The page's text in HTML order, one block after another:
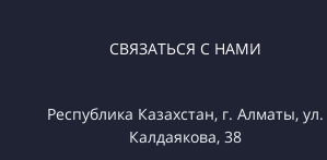
СВЯЗАТЬСЯ С НАМИ
Республика Казахстан, г. Алматы, ул.
Калдаякова, 38